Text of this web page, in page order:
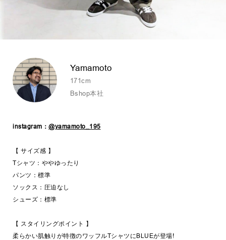
Yamamoto
171cm
Bshop本社
instagram： @yamamoto_195
【 サイズ感 】
Tシャツ：ややゆったり
パンツ：標準
ソックス：圧迫なし
シューズ：標準
【 スタイリングポイント 】
柔らかい肌触りが特徴のワッフルTシャツにBLUEが登場!